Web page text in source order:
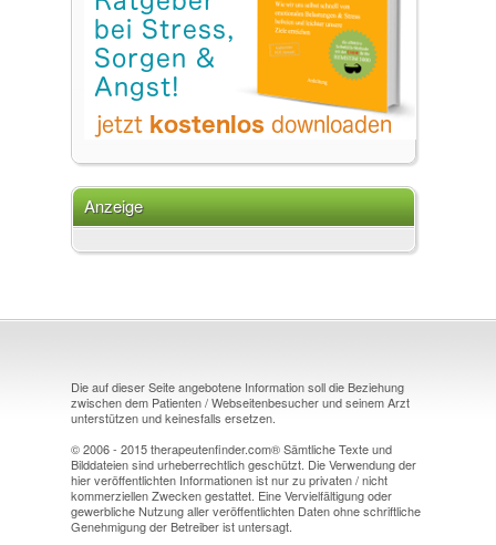
Anzeige
Die auf dieser Seite angebotene Information soll die Beziehung
zwischen dem Patienten / Webseitenbesucher und seinem Arzt
unterstützen und keinesfalls ersetzen.
© 2006 - 2015 therapeutenfinder.com® Sämtliche Texte und
Bilddateien sind urheberrechtlich geschützt. Die Verwendung der
hier veröffentlichten Informationen ist nur zu privaten / nicht
kommerziellen Zwecken gestattet. Eine Vervielfältigung oder
gewerbliche Nutzung aller veröffentlichten Daten ohne schriftliche
Genehmigung der Betreiber ist untersagt.